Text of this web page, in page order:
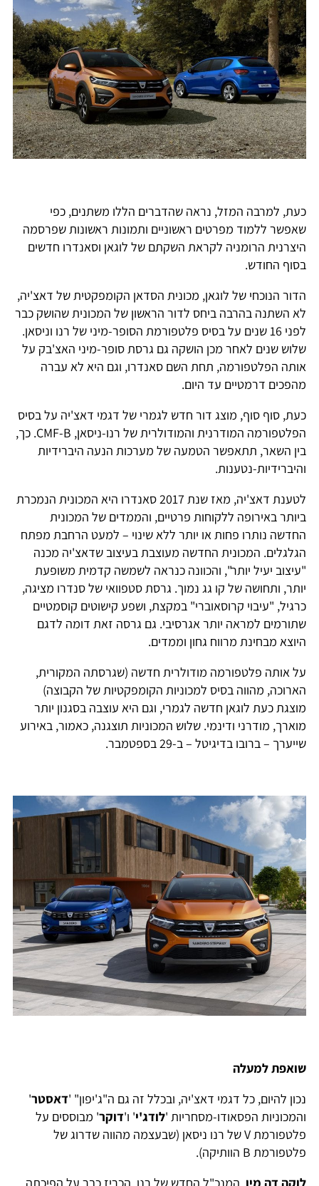
כעת, למרבה המזל, נראה שהדברים הללו משתנים, כפי
שאפשר ללמוד מפרטים ראשוניים ותמונות ראשונות שפרסמה
היצרנית הרומניה לקראת השקתם של לוגאן וסאנדרו חדשים
בסוף החודש.
הדור הנוכחי של לוגאן, מכונית הסדאן הקומפקטית של דאצ'יה,
לא השתנה בהרבה ביחס לדור הראשון של המכונית שהושק כבר
לפני 16 שנים על בסיס פלטפורמת הסופר-מיני של רנו וניסאן.
שלוש שנים לאחר מכן הושקה גם גרסת סופר-מיני האצ'בק על
אותה הפלטפורמה, תחת השם סאנדרו, וגם היא לא עברה
מהפכים דרמטיים עד היום.
כעת, סוף סוף, מוצג דור חדש לגמרי של דגמי דאצ'יה על בסיס
הפלטפורמה המודרנית והמודולרית של רנו-ניסאן, CMF-B. כך,
בין השאר, תתאפשר הטמעה של מערכות הנעה היברידיות
והיברידיות-נטענות.
לטענת דאצ'יה, מאז שנת 2017 סאנדרו היא המכונית הנמכרת
ביותר באירופה ללקוחות פרטיים, והממדים של המכונית
החדשה נותרו פחות או יותר ללא שינוי – למעט הרחבת מפתח
הגלגלים. המכונית החדשה מעוצבת בעיצוב שדאצ'יה מכנה
"עיצוב יעיל יותר", והכוונה כנראה לשמשה קדמית משופעת
יותר, ותחושה של קו גג נמוך. גרסת סטפוואי של סנדרו מציגה,
כרגיל, "עיבוי קרוסאוברי" במקצת, ושפע קישוטים קוסמטיים
שתורמים למראה יותר אגרסיבי. גם גרסה זאת דומה לדגם
היוצא מבחינת מרווח גחון וממדים.
על אותה פלטפורמה מודולרית חדשה (שגרסתה המקורית,
הארוכה, מהווה בסיס למכוניות הקומפקטיות של הקבוצה)
מוצגת כעת לוגאן חדשה לגמרי, וגם היא עוצבה בסגנון יותר
מוארך, מודרני ודינמי. שלוש המכוניות תוצגנה, כאמור, באירוע
שייערך – ברובו בדיגיטל – ב-29 בספטמבר.
שואפת למעלה
נכון להיום, כל דגמי דאצ'יה, ובכלל זה גם ה"ג'יפון" 'דאסטר'
והמכוניות הפסאודו-מסחריות 'לודג'י' ו'דוקר' מבוססים על
פלטפורמת V של רנו ניסאן (שבעצמה מהווה שדרוג של
פלטפורמת B הוותיקה).
לוקה דה מיו , המנכ"ל החדש של רנו, הכריז כבר על הפיכתה